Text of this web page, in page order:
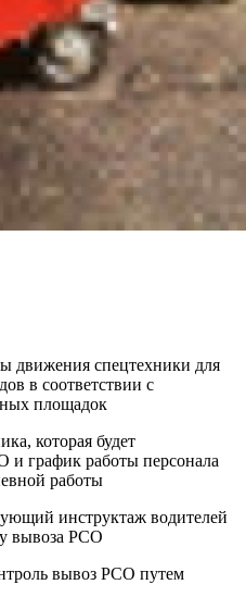
движения спецтехники для
в соответствии с
площадок
которая будет
и график работы персонала
работы
инструктаж водителей
вывоза РСО
вывоз РСО путем